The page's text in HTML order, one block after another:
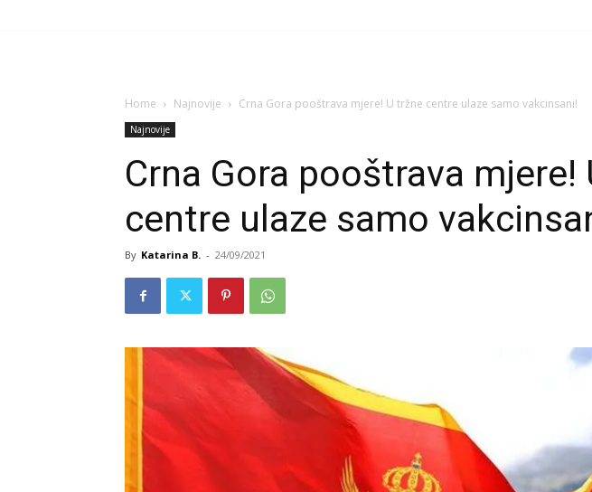
Home Najnovije Crna Gora pooštrava mjere! U tržne centre ulaze samo vakcinsani!
Najnovije
Crna Gora pooštrava mjere!
centre ulaze samo
By Katarina B. - 24/09/2021